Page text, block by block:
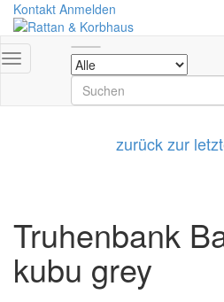
Kontakt Anmelden
zurück zur
Truhenbank
kubu grey